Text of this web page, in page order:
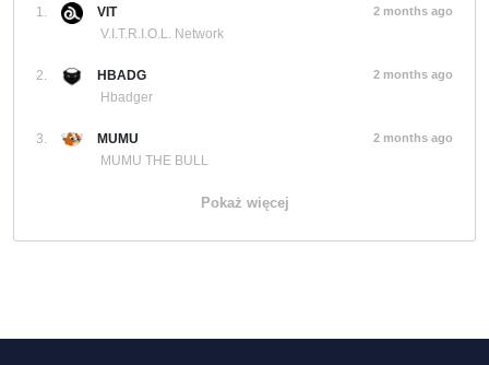
1.
VIT
V.I.T.R.I.O.L. Network
2 months ago
2.
HBADG
Hbadger
2 months ago
3.
MUMU
MUMU THE BULL
2 months ago
Pokaż więcej